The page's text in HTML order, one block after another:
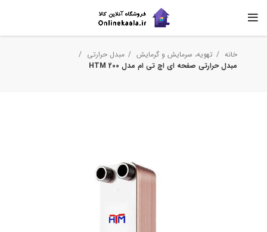
خانه تهویه، سرمایش و گرمایش
مبدل حرارتی
مبدل حرارتی صفحه ای اچ تی ام مدل HTM 200